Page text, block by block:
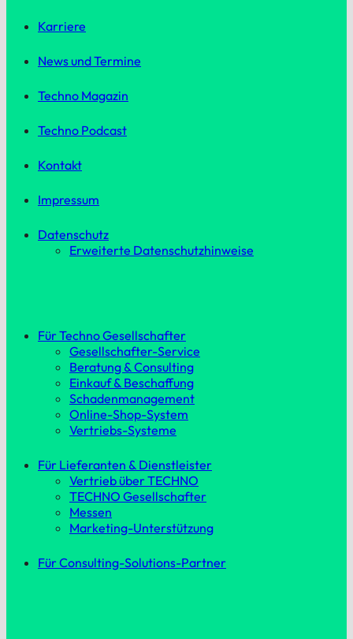
Karriere
News und Termine
Techno Magazin
Techno Podcast
Kontakt
Impressum
Datenschutz
Erweiterte Datenschutzhinweise
Für Techno Gesellschafter
Gesellschafter-Service
Beratung & Consulting
Einkauf & Beschaffung
Schadenmanagement
Online-Shop-System
Vertriebs-Systeme
Für Lieferanten & Dienstleister
Vertrieb über TECHNO
TECHNO Gesellschafter
Messen
Marketing-Unterstützung
Für Consulting-Solutions-Partner